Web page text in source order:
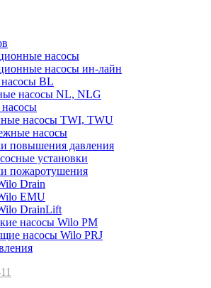
насосы
насосы ин-лайн
BL
насосы NL, NLG
насосы TWI, TWU
насосы
повышения давления
установки
пожаротушения
Drain
EMU
DrainLift
насосы Wilo PM
насосы Wilo PRJ